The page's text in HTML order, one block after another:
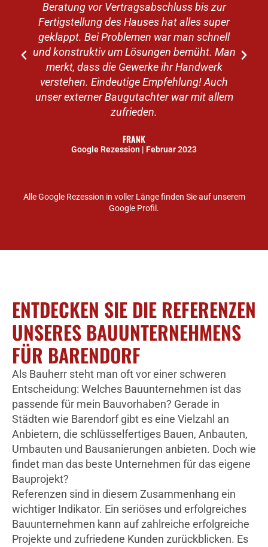
Beratung vor Vertragsabschluss bis zur
Fertigstellung des Hauses hat alles super
geklappt. Bei Problemen war man schnell
und konstruktiv um Lösungen bemüht. Man
merkt, dass die Gewerke ihr Handwerk
verstehen. Eindeutige Empfehlung! Auch
unser externer Baugutachter war mit allem
zufrieden.
FRANK
Google Rezession | Februar 2023
Alle Google Rezession in voller Länge finden Sie auf unserem
Google Profil.
ENTDECKEN SIE DIE REFERENZEN
UNSERES BAUUNTERNEHMENS
FÜR BARENDORF
Als Bauherr steht man oft vor einer schweren
Entscheidung: Welches Bauunternehmen ist das
passende für mein Bauvorhaben? Gerade in
Städten wie Barendorf gibt es eine Vielzahl an
Anbietern, die schlüsselfertiges Bauen, Anbauten,
Umbauten und Bausanierungen anbieten. Doch wie
findet man das beste Unternehmen für das eigene
Bauprojekt?
Referenzen sind in diesem Zusammenhang ein
wichtiger Indikator. Ein seriöses und erfolgreiches
Bauunternehmen kann auf zahlreiche erfolgreiche
Projekte und zufriedene Kunden zurückblicken. Es